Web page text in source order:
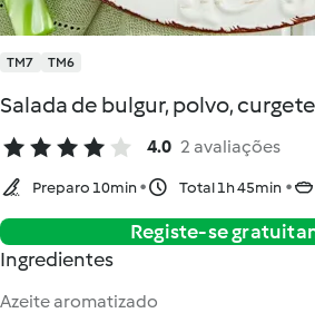
TM7 TM6
Salada de bulgur, polvo,
4.0 2 avaliações
Preparo 10min Total 1h 45min
Registe-se
Ingredientes
Azeite aromatizado